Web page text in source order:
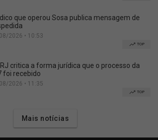
que operou Sosa publica mensagem de
2026 • 10:53
TOP
critica a forma jurídica que o processo da
foi recebido
2026 • 11:35
TOP
Mais notícias